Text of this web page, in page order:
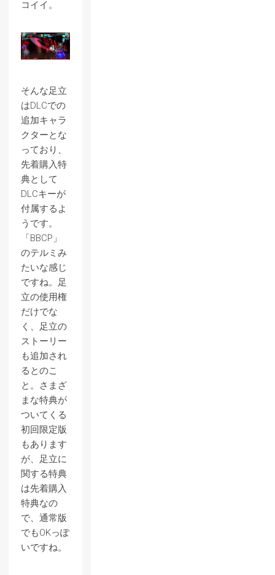
コイイ。
そんな足立
はDLCでの
追加キャラ
クターとな
っており、
先着購入特
典として
DLCキーが
付属するよ
うです。
「BBCP」
のテルミみ
たいな感じ
ですね。足
立の使用権
だけでな
く、足立の
ストーリー
も追加され
るとのこ
と。さまざ
まな特典が
ついてくる
初回限定版
もあります
が、足立に
関する特典
は先着購入
特典なの
で、通常版
でもOKっぽ
いですね。